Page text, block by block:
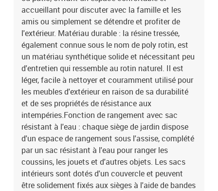
de poudreDimensions : 62 x 62 x 69 cm (l x P x H)Dimension du
siège : 55 x 55 cm (l x P)Hauteur du siège à partir du sol : 37
cmSiège central :Couleur : gris clairMatériau : résine tressée, acier
enduit de poudreDimensions : 55 x 62 x 69 cm (l x P x H)Dimension
du siège : 55 x 55 cm (l x P)Hauteur du siège à partir du sol : 37
cmTable :Couleur : gris clairMatériau : résine tressée, acier enduit
de poudre, verre trempéDimensions : 55 x 55 x 37 cm (l x P x
H)Coussin :Couleur : gris foncéMatériau de la couverture : tissu
(100 % polyester)Matériau de remplissage du coussin de siège :
mousseMatériau de remplissage du coussin de dossier : fibre de
cotonDimensions du coussin de siège : 55 x 55 x 3 cm (l x P x
é)Dimensions du coussin de dossier : 55 x 45 x 13 cm (L x l x é) La
livraison contient :1 x table de jardin2 x canapé d'accoudoir avec
fonction de rangement et sac résistant à l'eau2 x siège d'angle
avec fonction de rangement et sac résistant à l'eau5 x siège central
incluant une fonction de rangement avec un sac résistant à l'eau11
x coussin de dossier9 x coussin d'assise avec housse amovible et
lavable
accueillant pour discuter avec la famille et les
amis ou simplement se détendre et profiter de
l'extérieur. Matériau durable : la résine tressée,
également connue sous le nom de poly rotin, est
un matériau synthétique solide et nécessitant peu
d'entretien qui ressemble au rotin naturel. Il est
léger, facile à nettoyer et couramment utilisé pour
les meubles d'extérieur en raison de sa durabilité
et de ses propriétés de résistance aux
intempéries.Fonction de rangement avec sac
résistant à l'eau : chaque siège de jardin dispose
d'un espace de rangement sous l'assise, complété
par un sac résistant à l'eau pour ranger les
coussins, les jouets et d'autres objets. Les sacs
intérieurs sont dotés d'un couvercle et peuvent
être solidement fixés aux sièges à l'aide de bandes